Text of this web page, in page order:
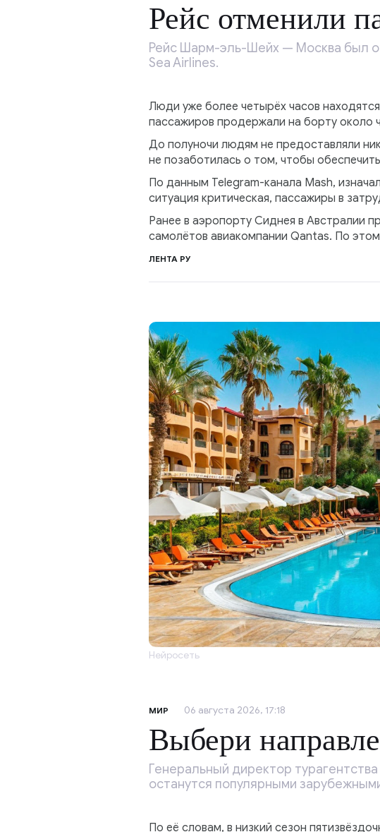
Рейс отменили
Рейс Шарм-эль-Шейх — Москва был
Sea Airlines.
Люди уже более четырёх часов
пассажиров продержали на борту около
До полуночи людям не предоставляли
не позаботилась о том, чтобы
По данным Telegram-канала Mash,
ситуация критическая, пассажиры в
Ранее в аэропорту Сиднея в Австралии
самолётов авиакомпании Qantas. По
ЛЕНТА РУ
Нейросеть
МИР 06 августа 2026, 17:18
Выбери
Генеральный директор
останутся популярными
По её словам, в низкий сезон